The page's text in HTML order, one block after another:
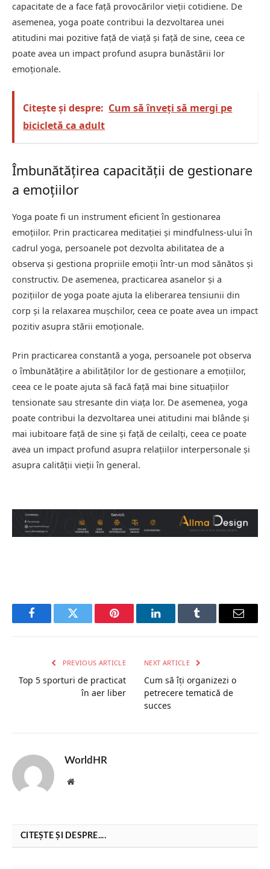
capacitate de a face față provocărilor vieții cotidiene. De
asemenea, yoga poate contribui la dezvoltarea unei
atitudini mai pozitive față de viață și față de sine, ceea ce
poate avea un impact profund asupra bunăstării lor
emoționale.
Citește și despre: Cum să înveți să mergi pe
bicicletă ca adult
Îmbunătățirea capacității de gestionare
a emoțiilor
Yoga poate fi un instrument eficient în gestionarea
emoțiilor. Prin practicarea meditației și mindfulness-ului în
cadrul yoga, persoanele pot dezvolta abilitatea de a
observa și gestiona propriile emoții într-un mod sănătos și
constructiv. De asemenea, practicarea asanelor și a
pozițiilor de yoga poate ajuta la eliberarea tensiunii din
corp și la relaxarea mușchilor, ceea ce poate avea un impact
pozitiv asupra stării emoționale.
Prin practicarea constantă a yoga, persoanele pot observa
o îmbunătățire a abilităților lor de gestionare a emoțiilor,
ceea ce le poate ajuta să facă față mai bine situațiilor
tensionate sau stresante din viața lor. De asemenea, yoga
poate contribui la dezvoltarea unei atitudini mai blânde și
mai iubitoare față de sine și față de ceilalți, ceea ce poate
avea un impact profund asupra relațiilor interpersonale și
asupra calității vieții în general.
FacebookTwitter Pinterest LinkedInTumblr Email
PREVIOUS ARTICLE
Top 5 sporturi de practicat
în aer liber
NEXT ARTICLE
Cum să îți organizezi o
petrecere tematică de
succes
WorldHR
Website
CITEȘTE ȘI DESPRE....